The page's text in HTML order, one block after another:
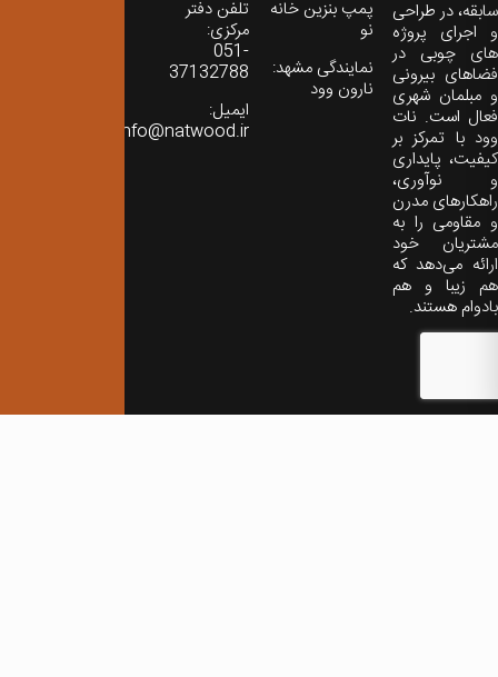
سابقه، در طراحی
و اجرای پروژه
های چوبی در
فضاهای بیرونی
و مبلمان شهری
فعال است. نات
وود با تمرکز بر
کیفیت، پایداری
و نوآوری،
راهکارهای مدرن
و مقاومی را به
مشتریان خود
ارائه می‌دهد که
هم زیبا و هم
بادوام هستند.
پمپ بنزین خانه
نو
نمایندگی مشهد:
نارون وود
تلفن دفتر
مرکزی:
051-
37132788
ایمیل:
info@natwood.ir